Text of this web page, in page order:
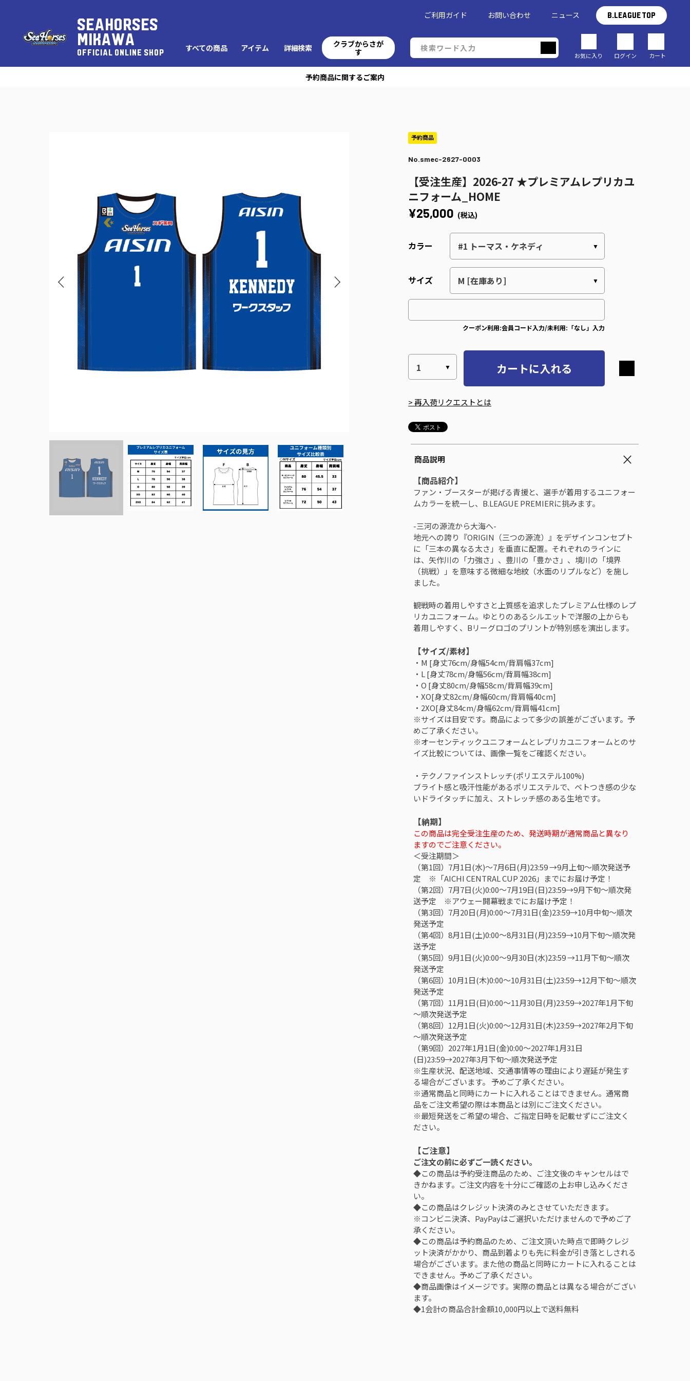
SEAHORSES
MIKAWA
OFFICIAL ONLINE SHOP すべての商品 アイテム 詳細検索
クラブからさが
す
ご利用ガイド お問い合わせ ニュース B.LEAGUE TOP
お気に入り ログイン カート
予約商品に関するご案内
No.smec-2627-0003
【受注生産】2026-27 ★プレミアムレプリカユ
ニフォーム_HOME
¥25,000 (税込)
カラー
サイズ
クーポン利用:会員コード入力/未利用:「なし」入力
カートに入れる
> 再入荷リクエストとは
商品説明
【商品紹介】
ファン・ブースターが掲げる青援と、選手が着用するユニフォー
ムカラーを統一し、B.LEAGUE PREMIERに挑みます。
-三河の源流から大海へ-
地元への誇り『ORIGIN（三つの源流）』をデザインコンセプト
に「三本の異なる太さ」を垂直に配置。それぞれのラインに
は、矢作川の「力強さ」、豊川の「豊かさ」、境川の「境界
（挑戦）」を意味する微細な地紋（水面のリプルなど）を施し
ました。
観戦時の着用しやすさと上質感を追求したプレミアム仕様のレプ
リカユニフォーム。ゆとりのあるシルエットで洋服の上からも
着用しやすく、Bリーグロゴのプリントが特別感を演出します。
【サイズ/素材】
・M [身丈76cm/身幅54cm/背肩幅37cm]
・L [身丈78cm/身幅56cm/背肩幅38cm]
・O [身丈80cm/身幅58cm/背肩幅39cm]
・XO[身丈82cm/身幅60cm/背肩幅40cm]
・2XO[身丈84cm/身幅62cm/背肩幅41cm]
※サイズは目安です。商品によって多少の誤差がございます。予
めご了承ください。
※オーセンティックユニフォームとレプリカユニフォームとのサ
イズ比較については、画像一覧をご確認ください。
・テクノファインストレッチ(ポリエステル100%)
ブライト感と吸汗性能があるポリエステルで、ベトつき感の少な
いドライタッチに加え、ストレッチ感のある生地です。
【納期】
この商品は完全受注生産のため、発送時期が通常商品と異なり
ますのでご注意ください。
＜受注期間＞
（第1回）7月1日(水)～7月6日(月)23:59 →9月上旬～順次発送予
定 ※「AICHI CENTRAL CUP 2026」までにお届け予定！
（第2回）7月7日(火)0:00～7月19日(日)23:59→9月下旬～順次発
送予定 ※アウェー開幕戦までにお届け予定！
（第3回）7月20日(月)0:00～7月31日(金)23:59→10月中旬～順次
発送予定
（第4回）8月1日(土)0:00～8月31日(月)23:59→10月下旬～順次発
送予定
（第5回）9月1日(火)0:00～9月30日(水)23:59 →11月下旬～順次
発送予定
（第6回）10月1日(木)0:00～10月31日(土)23:59→12月下旬～順次
発送予定
（第7回）11月1日(日)0:00～11月30日(月)23:59→2027年1月下旬
～順次発送予定
（第8回）12月1日(火)0:00～12月31日(木)23:59→2027年2月下旬
～順次発送予定
（第9回）2027年1月1日(金)0:00～2027年1月31日
(日)23:59→2027年3月下旬～順次発送予定
※生産状況、配送地域、交通事情等の理由により遅延が発生す
る場合がございます。 予めご了承ください。
※通常商品と同時にカートに入れることはできません。通常商
品をご注文希望の際は本商品とは別にご注文ください。
※最短発送をご希望の場合、ご指定日時を記載せずにご注文く
ださい。
【ご注意】
ご注文の前に必ずご一読ください。
◆この商品は予約受注商品のため、ご注文後のキャンセルはで
きかねます。ご注文内容を十分にご確認の上お申し込みくださ
い。
◆この商品はクレジット決済のみとさせていただきます。
※コンビニ決済、PayPayはご選択いただけませんので予めご了
承ください。
◆この商品は予約商品のため、ご注文頂いた時点で即時クレジ
ット決済がかかり、商品到着よりも先に料金が引き落としされる
場合がございます。また他の商品と同時にカートに入れることは
できません。予めご了承ください。
◆商品画像はイメージです。実際の商品とは異なる場合がござい
ます。
◆1会計の商品合計金額10,000円以上で送料無料